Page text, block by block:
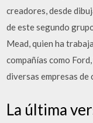
creadores, desde
de este segundo
Mead, quien ha
compañías como
diversas empresas de
La última